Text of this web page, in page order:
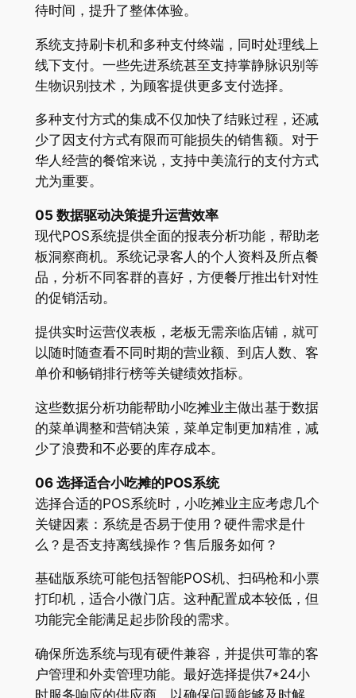
待时间，提升了整体体验。
系统支持刷卡机和多种支付终端，同时处理线上
线下支付。一些先进系统甚至支持掌静脉识别等
生物识别技术，为顾客提供更多支付选择。
多种支付方式的集成不仅加快了结账过程，还减
少了因支付方式有限而可能损失的销售额。对于
华人经营的餐馆来说，支持中美流行的支付方式
尤为重要。
05 数据驱动决策提升运营效率
现代POS系统提供全面的报表分析功能，帮助老
板洞察商机。系统记录客人的个人资料及所点餐
品，分析不同客群的喜好，方便餐厅推出针对性
的促销活动。
提供实时运营仪表板，老板无需亲临店铺，就可
以随时随查看不同时期的营业额、到店人数、客
单价和畅销排行榜等关键绩效指标。
这些数据分析功能帮助小吃摊业主做出基于数据
的菜单调整和营销决策，菜单定制更加精准，减
少了浪费和不必要的库存成本。
06 选择适合小吃摊的POS系统
选择合适的POS系统时，小吃摊业主应考虑几个
关键因素：系统是否易于使用？硬件需求是什
么？是否支持离线操作？售后服务如何？
基础版系统可能包括智能POS机、扫码枪和小票
打印机，适合小微门店。这种配置成本较低，但
功能完全能满足起步阶段的需求。
确保所选系统与现有硬件兼容，并提供可靠的客
户管理和外卖管理功能。最好选择提供7*24小